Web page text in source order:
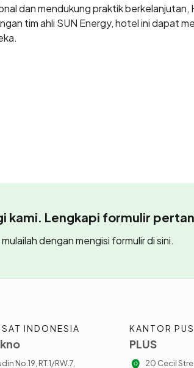
dan mendukung praktik
tim ahli SUN Energy, hotel ini dapat
kami. Lengkapi formulir
dengan mengisi formulir di sini.
INDONESIA
No.19, RT.1/RW.7,
KANTOR
PLUS
20 Cecil